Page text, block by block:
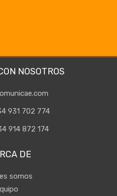
NOSOTROS
931 702 774
914 872 174
DE
somos